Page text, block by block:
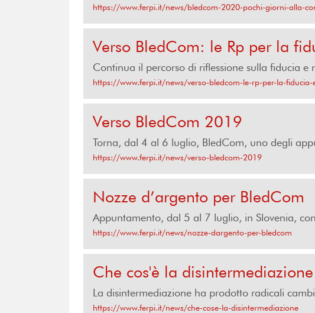
https://www.ferpi.it/news/bledcom-2020-pochi-giorni-alla-
Verso BledCom: le Rp per la
Continua il percorso di riflessione sulla fiducia
https://www.ferpi.it/news/verso-bledcom-le-rp-per-la-fiducia-
Verso BledCom 2019
Torna, dal 4 al 6 luglio, BledCom, uno degli
https://www.ferpi.it/news/verso-bledcom-2019
Nozze d’argento per BledCom
Appuntamento, dal 5 al 7 luglio, in Slovenia,
https://www.ferpi.it/news/nozze-dargento-per-bledcom
Che cos'è la disintermediazione
La disintermediazione ha prodotto radicali
https://www.ferpi.it/news/che-cose-la-disintermediazione